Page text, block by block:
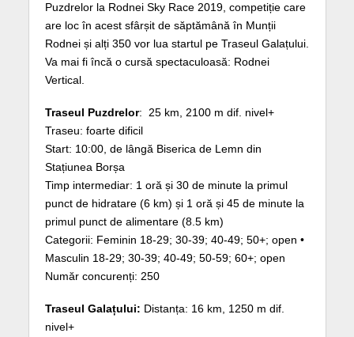
Puzdrelor la Rodnei Sky Race 2019, competiție care
are loc în acest sfârșit de săptămână în Munții
Rodnei și alți 350 vor lua startul pe Traseul Galațului.
Va mai fi încă o cursă spectaculoasă: Rodnei
Vertical.
Traseul Puzdrelor: 25 km, 2100 m dif. nivel+
Traseu: foarte dificil
Start: 10:00, de lângă Biserica de Lemn din
Stațiunea Borșa
Timp intermediar: 1 oră și 30 de minute la primul
punct de hidratare (6 km) și 1 oră și 45 de minute la
primul punct de alimentare (8.5 km)
Categorii: Feminin 18-29; 30-39; 40-49; 50+; open •
Masculin 18-29; 30-39; 40-49; 50-59; 60+; open
Număr concurenți: 250
Traseul Galațului: Distanța: 16 km, 1250 m dif.
nivel+